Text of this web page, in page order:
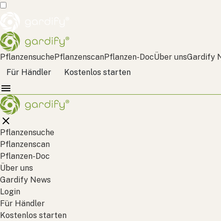
PflanzensuchePflanzenscanPflanzen-DocÜber unsGardify
Für Händler
Kostenlos starten
Pflanzensuche
Pflanzenscan
Pflanzen-Doc
Über uns
Gardify News
Login
Für Händler
Kostenlos starten